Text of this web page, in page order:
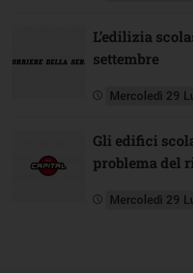
L’edilizia
settembre
Mercoledì 29
Gli edifici
problema del
Mercoledì 29